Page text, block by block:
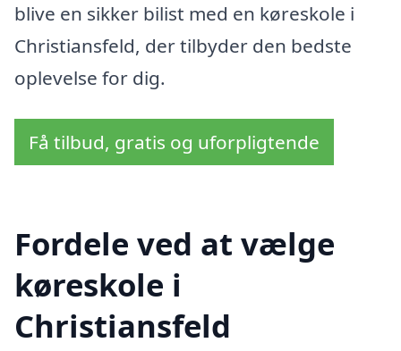
blive en sikker bilist med en køreskole i
Christiansfeld, der tilbyder den bedste
oplevelse for dig.
Få tilbud, gratis og uforpligtende
Fordele ved at vælge
køreskole i
Christiansfeld